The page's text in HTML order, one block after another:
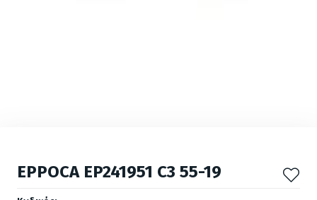
EPPOCA EP241951 C3 55-19